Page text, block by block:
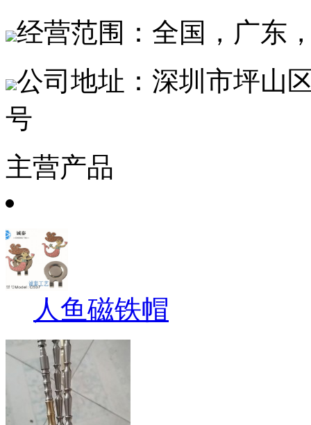
经营范围：全国，广东
公司地址：深圳市坪山
号
主营产品
人鱼磁铁帽